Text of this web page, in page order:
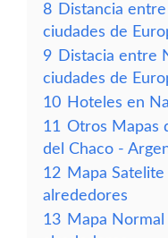
8 Distancia
ciudades de
9 Distacia entre
ciudades de
10 Hoteles en
11 Otros Mapas
del Chaco -
12 Mapa
alrededores
13 Mapa